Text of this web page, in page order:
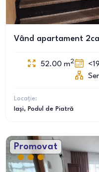
Vând apartament
52.00 m2
Locație:
Iași, Podul de Piatră
Promovat